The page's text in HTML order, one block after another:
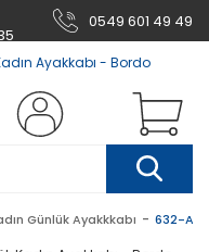
0549 601 49 49
Günlük Ayakkkabı 632-AX